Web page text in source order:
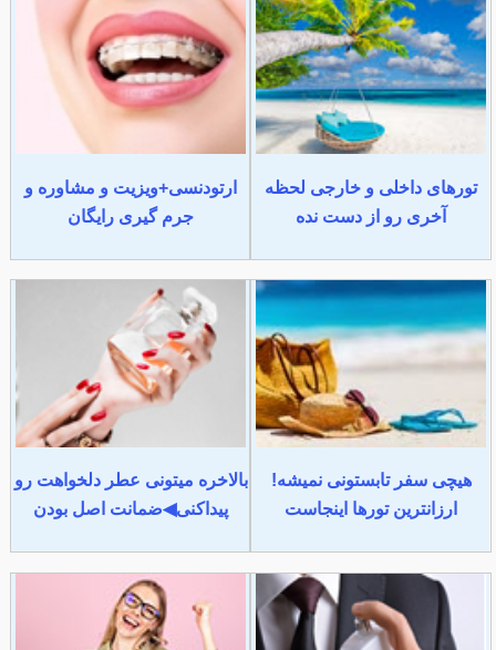
تورهای داخلی و خارجی لحظه
آخری رو از دست نده
ارتودنسی+ویزیت و مشاوره و
جرم گیری رایگان
هیچی سفر تابستونی نمیشه!
ارزانترین تورها اینجاست
بالاخره میتونی عطر دلخواهت رو
پیداکنی◀ضمانت اصل بودن